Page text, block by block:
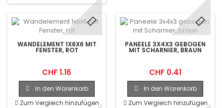
WANDELEMENT 1X6X6 MIT
FENSTER, ROT
CHF 1.16
In den Warenkorb
Zum Vergleich hinzufügen
PANEELE 3X4X3 GEBOGEN
MIT SCHARNIER, BRAUN
CHF 0.41
In den Warenkorb
Zum Vergleich hinzufügen